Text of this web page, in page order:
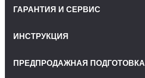
ГАРАНТИЯ И СЕРВИС
ИНСТРУКЦИЯ
ПРЕДПРОДАЖНАЯ ПОДГОТОВКА